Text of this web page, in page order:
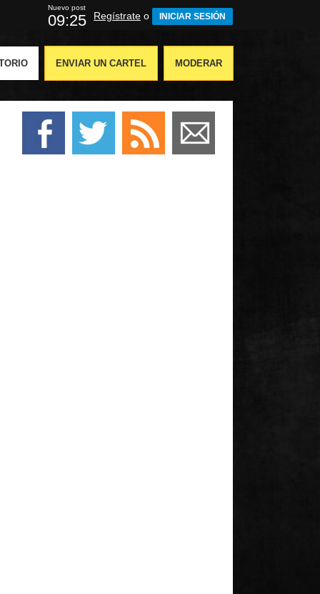
Nuevo post
09:23 Regístrate o INICIAR SESIÓN
ENVIAR UN CARTEL MODERAR